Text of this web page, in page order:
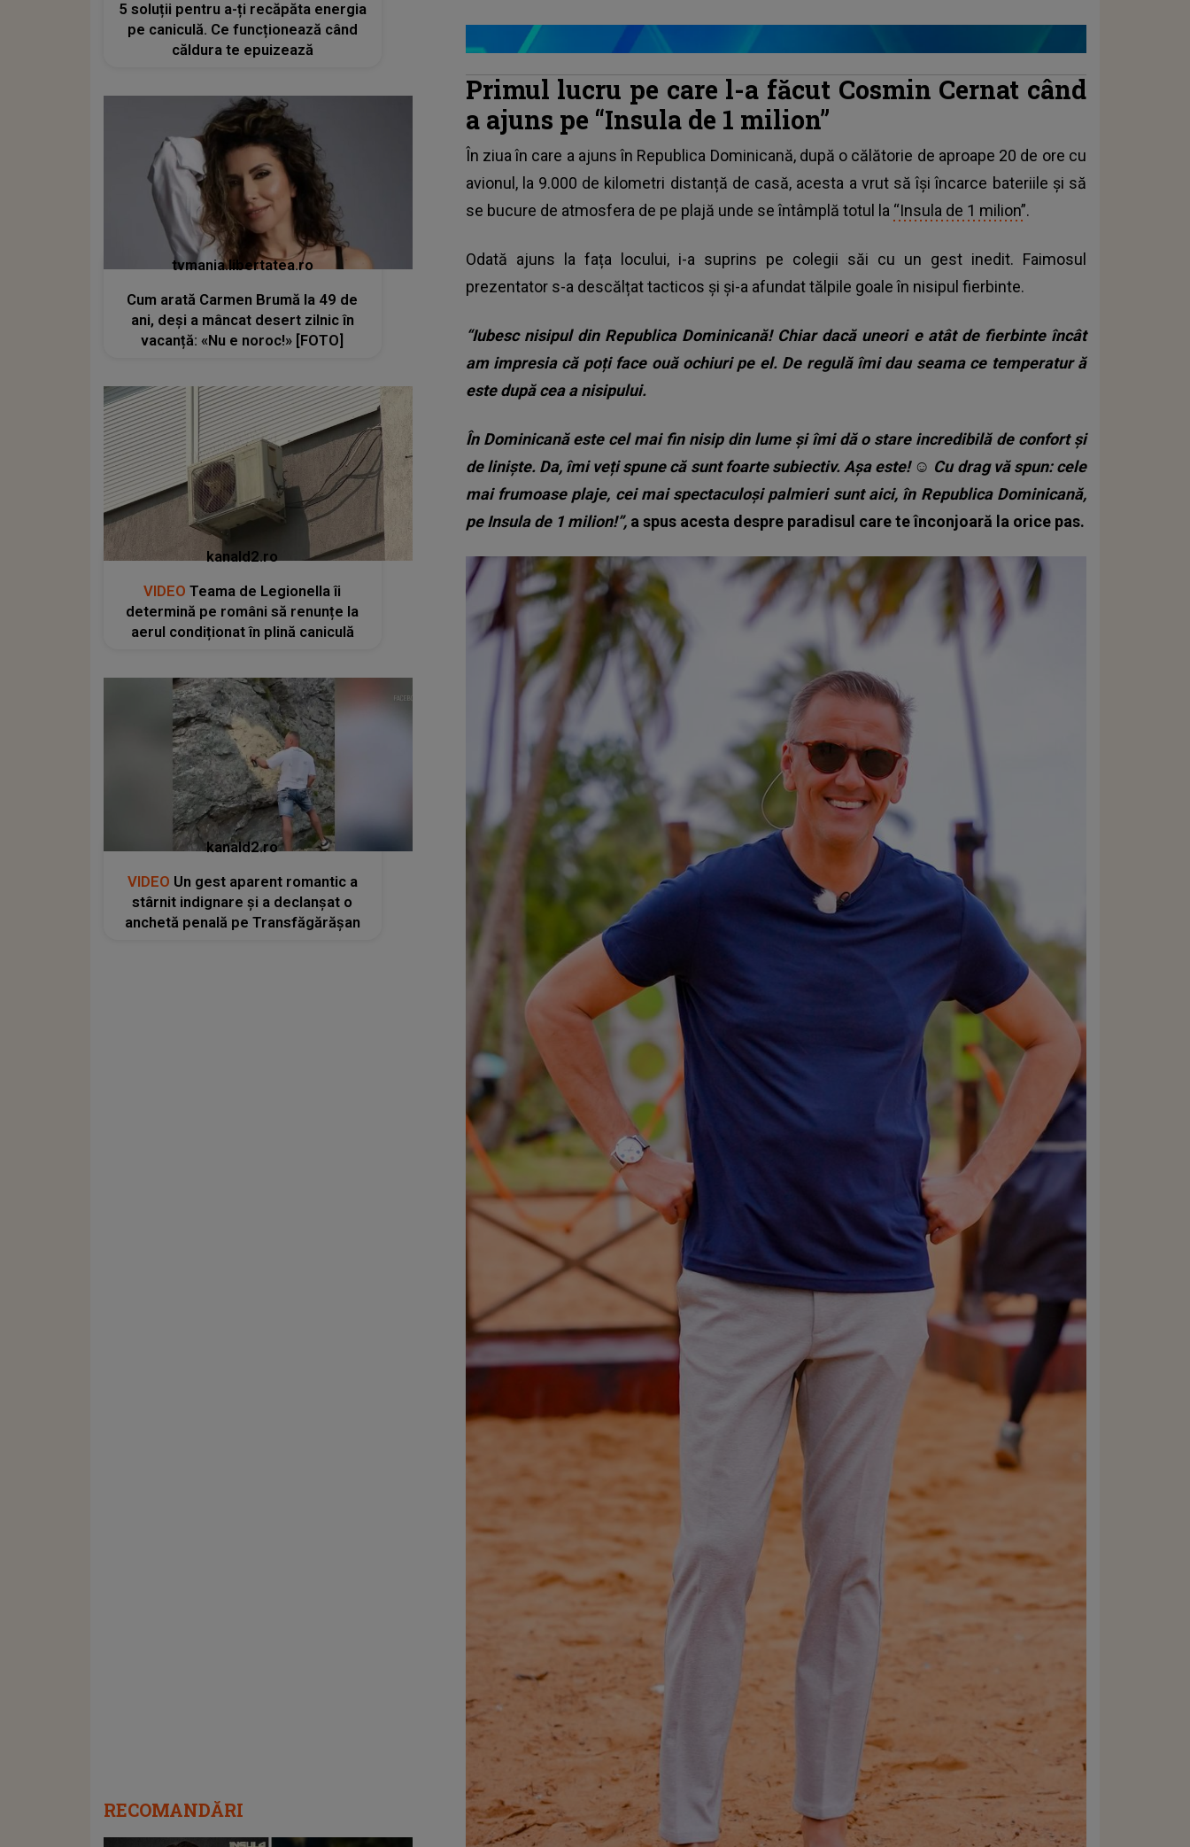
Primul lucru pe care l-a făcut Cosmin Cernat când
a ajuns pe “Insula de 1 milion”
În ziua în care a ajuns în Republica Dominicană, după o călătorie de aproape 20 de ore cu
avionul, la 9.000 de kilometri distanță de casă, acesta a vrut să își încarce bateriile și să
se bucure de atmosfera de pe plajă unde se întâmplă totul la “Insula de 1 milion”.
Odată ajuns la fața locului, i-a suprins pe colegii săi cu un gest inedit. Faimosul
prezentator s-a descălțat tacticos și și-a afundat tălpile goale în nisipul fierbinte.
“Iubesc nisipul din Republica Dominicană! Chiar dacă uneori e atât de fierbinte încât
am impresia că poți face ouă ochiuri pe el. De regulă îmi dau seama ce temperatură
este după cea a nisipului.
În Dominicană este cel mai fin nisip din lume și îmi dă o stare incredibilă de confort și
de liniște. Da, îmi veți spune că sunt foarte subiectiv. Așa este! ☺ Cu drag vă spun: cele
mai frumoase plaje, cei mai spectaculoși palmieri sunt aici, în Republica Dominicană,
pe Insula de 1 milion!”, a spus acesta despre paradisul care te înconjoară la orice pas.
5 soluții pentru a-ți recăpăta energia
pe caniculă. Ce funcționează când
căldura te epuizează
tvmania.libertatea.ro
Cum arată Carmen Brumă la 49 de
ani, deși a mâncat desert zilnic în
vacanță: «Nu e noroc!» [FOTO]
kanald2.ro
VIDEO Teama de Legionella îi
determină pe români să renunțe la
aerul condiționat în plină caniculă
kanald2.ro
VIDEO Un gest aparent romantic a
stârnit indignare și a declanșat o
anchetă penală pe Transfăgărășan
RECOMANDĂRI